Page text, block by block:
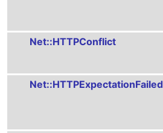
Net::HTTPConflict
Net::HTTPExpectationFailed